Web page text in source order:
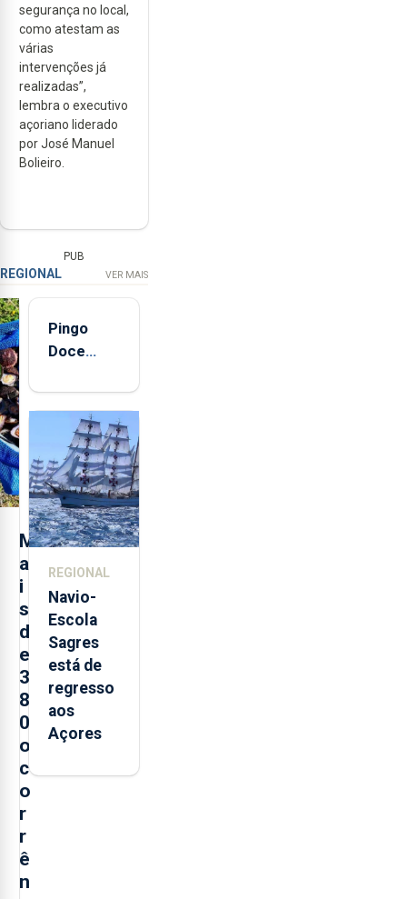
segurança no local,
como atestam as
várias
intervenções já
realizadas”,
lembra o executivo
açoriano liderado
por José Manuel
Bolieiro.
PUB
REGIONAL VER MAIS
M
a
i
s
d
e
3
8
0
o
c
o
r
r
ê
n
Pingo
Doce
quinta-
feira nova
loja em
São
Sebastião
e cria 30
postos de
REGIONAL
Navio-
Escola
Sagres
está de
regresso
aos
Açores